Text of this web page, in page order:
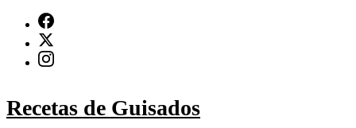
contenido
(presiona
Recetas de Guisados